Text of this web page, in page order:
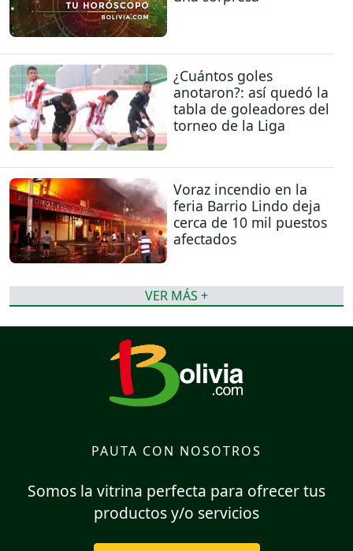
¿Cuántos goles
anotaron?: así quedó la
tabla de goleadores del
torneo de la Liga
Voraz incendio en la
feria Barrio Lindo deja
cerca de 10 mil puestos
afectados
VER MÁS +
PAUTA CON NOSOTROS
Somos la vitrina perfecta para ofrecer tus
productos y/o servicios